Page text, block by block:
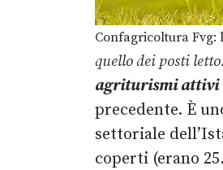
Confagricoltura Fvg:
quello dei posti letto.
agriturismi attivi
precedente. È
settoriale
coperti (erano